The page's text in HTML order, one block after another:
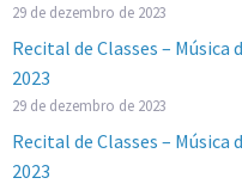
29 de dezembro de 2023
Recital de Classes –
2023
29 de dezembro de 2023
Recital de Classes – Música
2023